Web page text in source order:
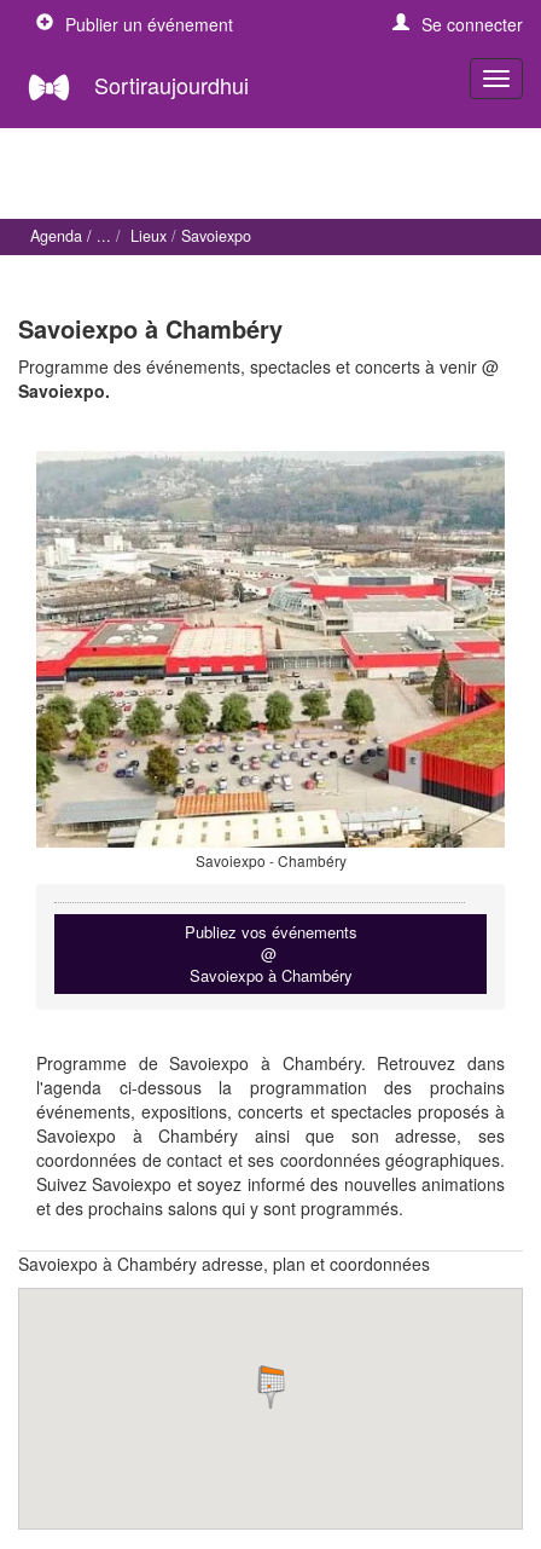
Publier un événement Se connecter
Sortiraujourdhui
Agenda Lieux Savoiexpo
Savoiexpo à Chambéry
Programme des événements, spectacles et concerts à venir @
Savoiexpo.
Savoiexpo - Chambéry
Publiez vos événements
@
Savoiexpo à Chambéry
Programme de Savoiexpo à Chambéry. Retrouvez dans
l'agenda ci-dessous la programmation des prochains
événements, expositions, concerts et spectacles proposés à
Savoiexpo à Chambéry ainsi que son adresse, ses
coordonnées de contact et ses coordonnées géographiques.
Suivez Savoiexpo et soyez informé des nouvelles animations
et des prochains salons qui y sont programmés.
Savoiexpo à Chambéry adresse, plan et coordonnées